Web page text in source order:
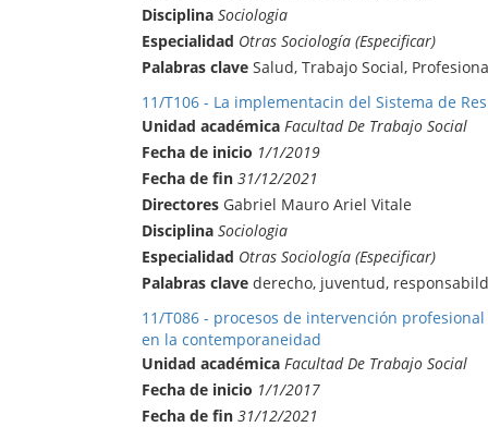
Disciplina Sociologia
Especialidad Otras Sociología (Especificar)
Palabras clave Salud, Trabajo Social,
11/T106 - La implementacin del Sistema de
Unidad académica Facultad De Trabajo Social
Fecha de inicio 1/1/2019
Fecha de fin 31/12/2021
Directores Gabriel Mauro Ariel Vitale
Disciplina Sociologia
Especialidad Otras Sociología (Especificar)
Palabras clave derecho, juventud,
11/T086 - procesos de intervención
en la contemporaneidad
Unidad académica Facultad De Trabajo Social
Fecha de inicio 1/1/2017
Fecha de fin 31/12/2021